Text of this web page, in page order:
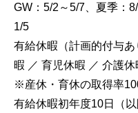
GW：5/2～5/7、夏季：
1/5
有給休暇（計画的付与
暇 ／ 育児休暇 ／ 介護休
※産休・育休の取得率
有給休暇初年度10日（